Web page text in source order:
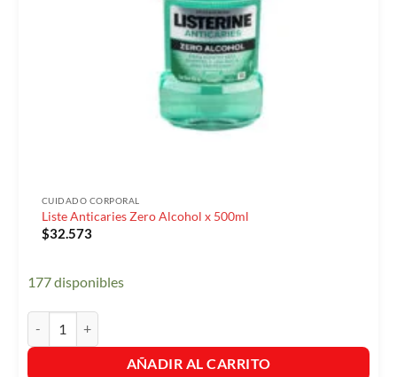
CUIDADO CORPORAL
Liste Anticaries Zero Alcohol x 500ml
$32.573
177 disponibles
AÑADIR AL CARRITO